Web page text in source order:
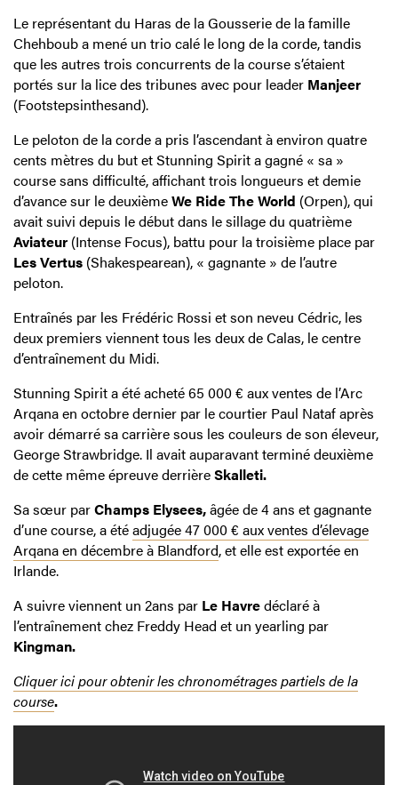
Le représentant du Haras de la Gousserie de la famille
Chehboub a mené un trio calé le long de la corde, tandis
que les autres trois concurrents de la course s’étaient
portés sur la lice des tribunes avec pour leader Manjeer
(Footstepsinthesand).
Le peloton de la corde a pris l’ascendant à environ quatre
cents mètres du but et Stunning Spirit a gagné « sa »
course sans difficulté, affichant trois longueurs et demie
d’avance sur le deuxièmeWe Ride The World (Orpen), qui
avait suivi depuis le début dans le sillage du quatrième
Aviateur (Intense Focus), battu pour la troisième place par
Les Vertus (Shakespearean), « gagnante » de l’autre
peloton.
Entraînés par les Frédéric Rossi et son neveu Cédric, les
deux premiers viennent tous les deux de Calas, le centre
d’entraînement du Midi.
Stunning Spirit a été acheté 65 000 € aux ventes de l’Arc
Arqana en octobre dernier par le courtier Paul Nataf après
avoir démarré sa carrière sous les couleurs de son éleveur,
George Strawbridge. Il avait auparavant terminé deuxième
de cette même épreuve derrièreSkalleti.
Sa sœur parChamps Elysees,âgée de 4 ans et gagnante
d’une course, a étéadjugée 47 000 € aux ventes d’élevage
Arqana en décembre à Blandford, et elle est exportée en
Irlande.
A suivre viennent un 2ans par Le Havredéclaré à
l’entraînement chez Freddy Head et un yearling par
Kingman.
Cliquer ici pour obtenir les chronométrages partiels de la
course.